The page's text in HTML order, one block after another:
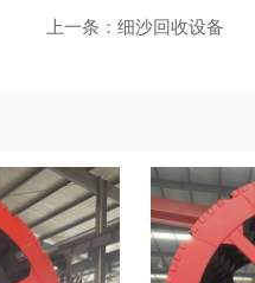
上一条： 细沙回收设备